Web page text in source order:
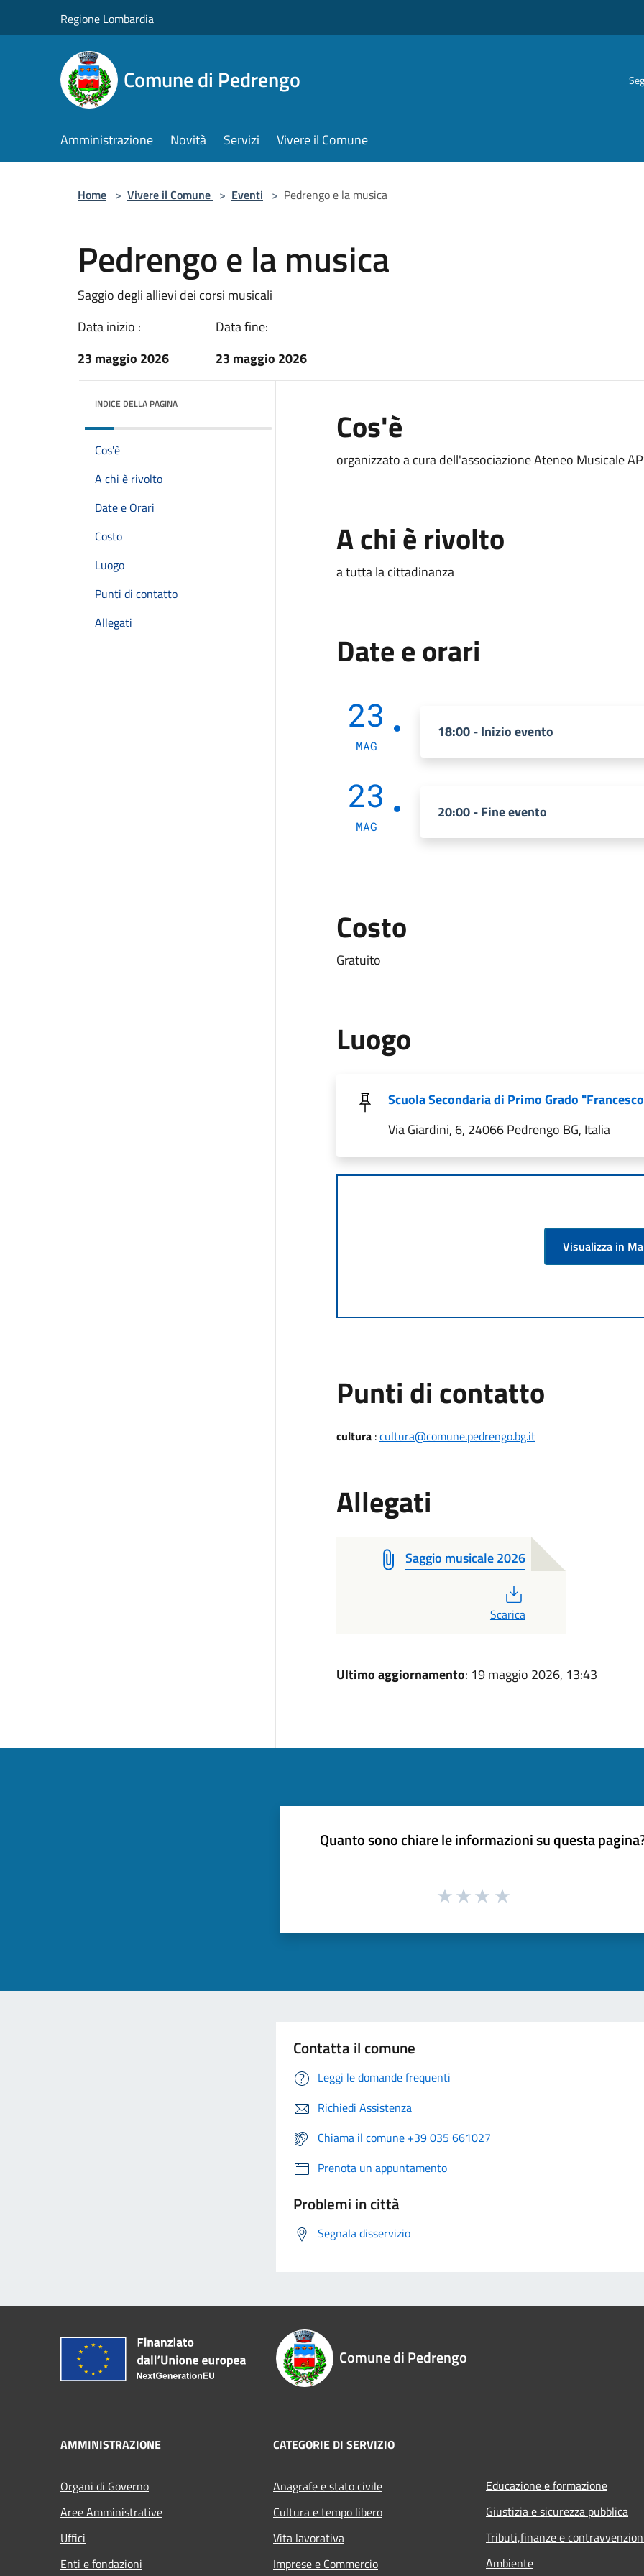
Regione Lombardia
Comune di Pedrengo
Amministrazione Novità Servizi Vivere il Comune
Home > Vivere il Comune > Eventi > Pedrengo e la musica
Pedrengo e la musica
Saggio degli allievi dei corsi musicali
Data inizio :
23 maggio 2026
Data fine:
23 maggio 2026
INDICE DELLA PAGINA
Cos'è
A chi è rivolto
Date e Orari
Costo
Luogo
Punti di contatto
Allegati
Cos'è
organizzato a cura dell'associazione Ateneo Musicale
A chi è rivolto
a tutta la cittadinanza
Date e orari
23
MAG
18:00 - Inizio evento
23
MAG
20:00 - Fine evento
Costo
Gratuito
Luogo
Scuola Secondaria di Primo Grado
Via Giardini, 6, 24066 Pedrengo BG, Italia
Visualizza in
Punti di contatto
cultura:cultura@comune.pedrengo.bg.it
Allegati
Saggio musicale 2026
Scarica
Ultimo aggiornamento: 19 maggio 2026, 13:43
Quanto sono chiare le informazioni su questa
Contatta il comune
Leggi le domande frequenti
Richiedi Assistenza
Chiama il comune +39 035 661027
Prenota un appuntamento
Problemi in città
Segnala disservizio
Comune di Pedrengo
AMMINISTRAZIONE
Organi di Governo
Aree Amministrative
Uffici
Enti e fondazioni
CATEGORIE DI SERVIZIO
Anagrafe e stato civile
Cultura e tempo libero
Vita lavorativa
Imprese e Commercio
Educazione e formazione
Giustizia e sicurezza pubblica
Tributi,finanze e
Ambiente